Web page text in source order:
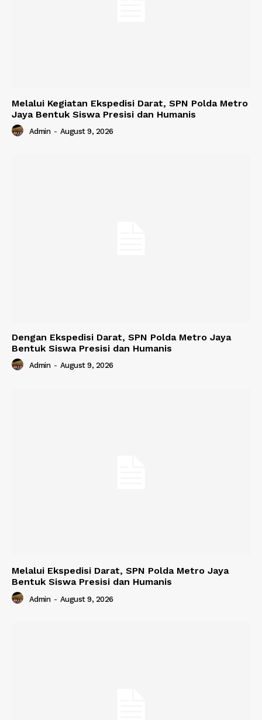
Melalui Kegiatan Ekspedisi Darat, SPN Polda Metro
Jaya Bentuk Siswa Presisi dan Humanis
Admin - August 9, 2026
Dengan Ekspedisi Darat, SPN Polda Metro Jaya
Bentuk Siswa Presisi dan Humanis
Admin - August 9, 2026
Melalui Ekspedisi Darat, SPN Polda Metro Jaya
Bentuk Siswa Presisi dan Humanis
Admin - August 9, 2026